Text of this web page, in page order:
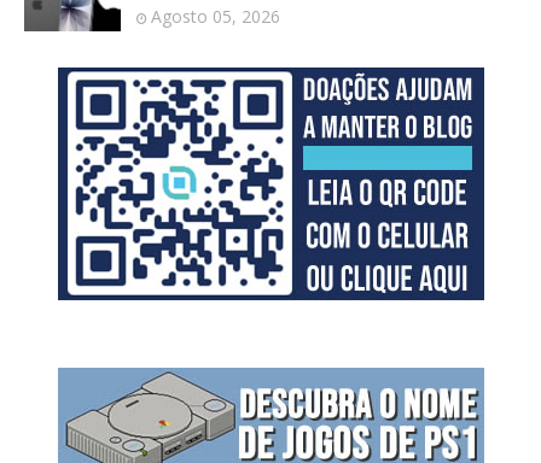
Agosto 05, 2026